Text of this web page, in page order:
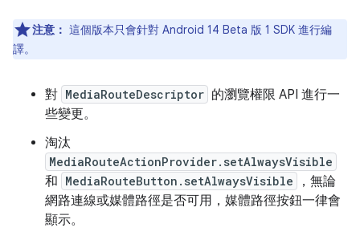
注意： 這個版本只會針對 Android 14 Beta 版 1 SDK 進行編
譯。
對 MediaRouteDescriptor 的瀏覽權限 API 進行一
些變更。
淘汰
MediaRouteActionProvider.setAlwaysVisible
和 MediaRouteButton.setAlwaysVisible
，無論
網路連線或媒體路徑是否可用，媒體路徑按鈕一律會
顯示。